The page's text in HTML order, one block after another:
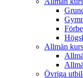
Allmän
Övriga